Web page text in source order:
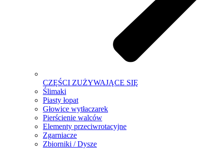
CZĘŚCI ZUŻYWAJĄCE SIĘ
Ślimaki
Piasty łopat
Głowice wytłaczarek
Pierścienie walców
Elementy przeciwrotacyjne
Zgarniacze
Zbiorniki / Dysze